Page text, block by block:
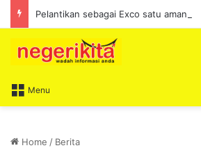
Menu
Home / Berita